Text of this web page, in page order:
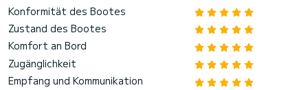
Konformität des Bootes
Zustand des Bootes
Komfort an Bord
Zugänglichkeit
Empfang und Kommunikation